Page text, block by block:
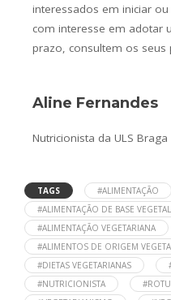
interessados em iniciar
com interesse em adotar
prazo, consultem os seus
Aline Fernandes
Nutricionista da ULS Braga
TAGS
#ALIMENTAÇÃO
#ALIMENTAÇÃO DE BASE VEGETAL
#ALIMENTAÇÃO VEGETARIANA
#ALIMENTOS DE ORIGEM
#DIETAS VEGETARIANAS
#NUTRICIONISTA